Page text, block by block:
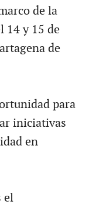
de la
14 y 15 de
de
para
iniciativas
en
el